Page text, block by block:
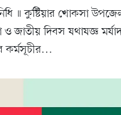
॥ কুষ্টিয়ার খোকসা
ও জাতীয় দিবস যথাযজ্ঞ
কর্মসূচীর…